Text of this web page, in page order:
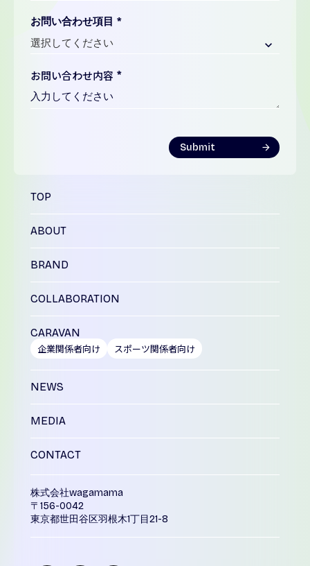
お問い合わせ項目 *
keyboard_arrow_down
お問い合わせ内容 *
Submit arrow_forward
TOP
ABOUT
BRAND
COLLABORATION
CARAVAN
企業関係者向け
スポーツ関係者向け
NEWS
MEDIA
CONTACT
株式会社wagamama
〒156-0042
東京都世田谷区羽根木1丁目21-8